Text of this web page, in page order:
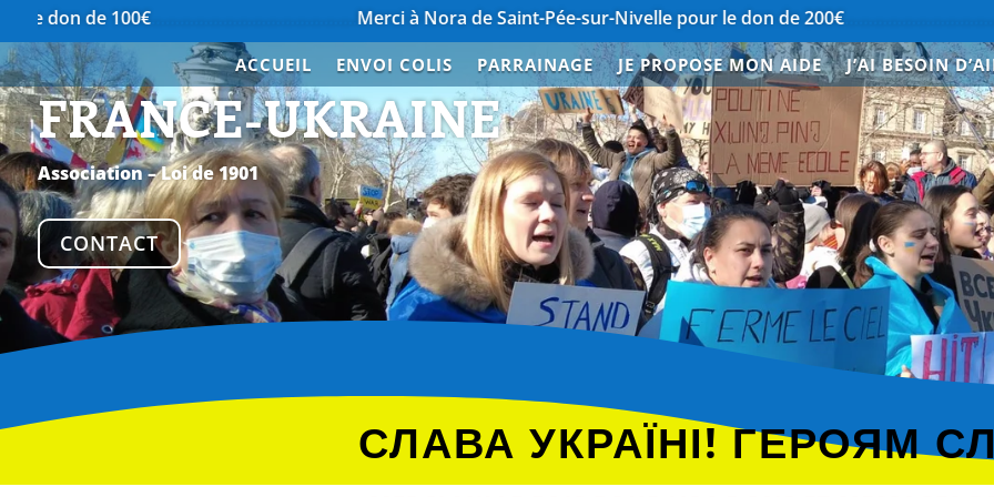
100€……………………………………. Merci à Nora de Saint-Pée-sur-Nivelle pour le don de 200€…………………………………….
ACCUEIL ENVOI COLIS PARRAINAGE JE PROPOSE MON AIDE J’AI BESOIN
FRANCE-UKRAINE
Association – Loi de 1901
CONTACT
СЛАВА УКРАЇНІ! ГЕРОЯМ